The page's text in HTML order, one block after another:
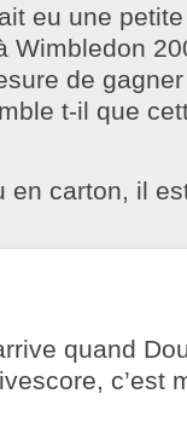
eu une
Wimbledon
de gagner
t-il que
en carton, il
quand
c’est